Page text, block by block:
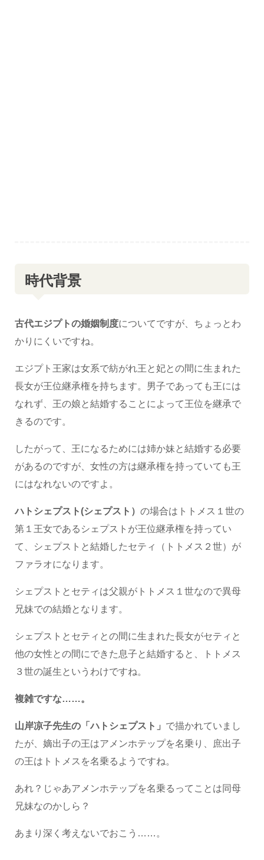
時代背景
古代エジプトの婚姻制度についてですが、ちょっとわ
かりにくいですね。
エジプト王家は女系で紡がれ王と妃との間に生まれた
長女が王位継承権を持ちます。男子であっても王には
なれず、王の娘と結婚することによって王位を継承で
きるのです。
したがって、王になるためには姉か妹と結婚する必要
があるのですが、女性の方は継承権を持っていても王
にはなれないのですよ。
ハトシェプスト(シェプスト） の場合はトトメス１世の
第１王女であるシェプストが王位継承権を持ってい
て、シェプストと結婚したセティ（トトメス２世）が
ファラオになります。
シェプストとセティは父親がトトメス１世なので異母
兄妹での結婚となります。
シェプストとセティとの間に生まれた長女がセティと
他の女性との間にできた息子と結婚すると、トトメス
３世の誕生というわけですね。
複雑ですな……。
山岸凉子先生の「ハトシェプスト」 で描かれていまし
たが、嫡出子の王はアメンホテップを名乗り、庶出子
の王はトトメスを名乗るようですね。
あれ？じゃあアメンホテップを名乗るってことは同母
兄妹なのかしら？
あまり深く考えないでおこう……。